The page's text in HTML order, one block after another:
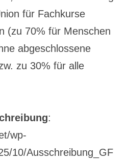
für Fachkurse
(zu 70% für Menschen
abgeschlossene
zu 30% für alle
:
wp-
10/Ausschreibung_GF